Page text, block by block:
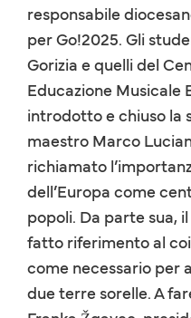
responsabile
per Go!2025. Gli
Gorizia e quelli del
Educazione Musicale
introdotto e chiuso la
maestro Marco
richiamato
dell’Europa come
popoli. Da parte sua,
fatto riferimento al
come necessario per
due terre sorelle. A